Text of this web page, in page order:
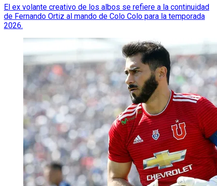
El ex volante creativo de los albos se refiere a la continuidad
de Fernando Ortiz al mando de Colo Colo para la temporada
2026.